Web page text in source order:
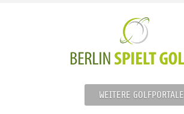
WEITERE GOLFPORTALE